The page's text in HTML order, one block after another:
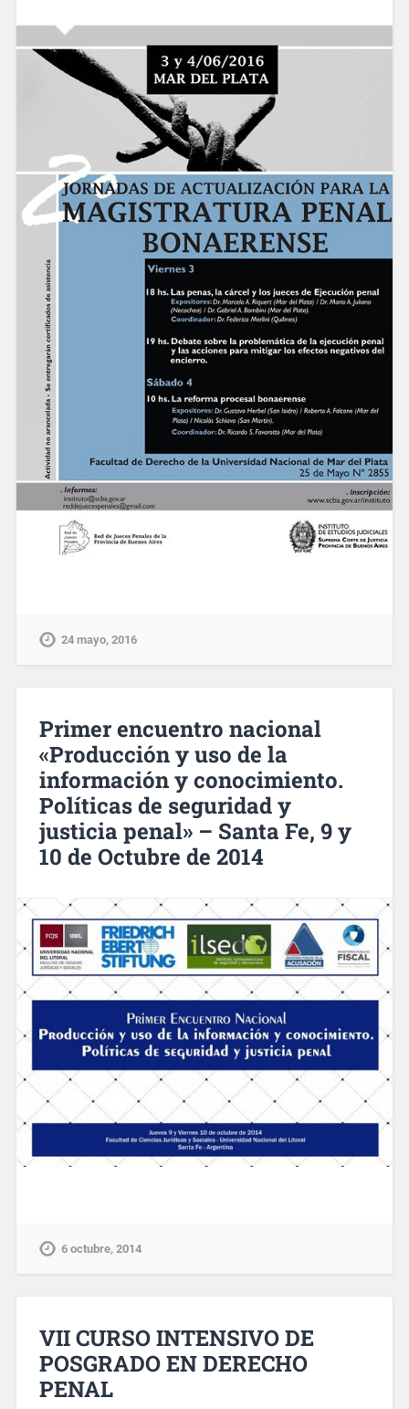
24 mayo, 2016
Primer encuentro nacional
«Producción y uso de la
información y conocimiento.
Políticas de seguridad y
justicia penal» – Santa Fe, 9 y
10 de Octubre de 2014
6 octubre, 2014
VII CURSO INTENSIVO DE
POSGRADO EN DERECHO
PENAL